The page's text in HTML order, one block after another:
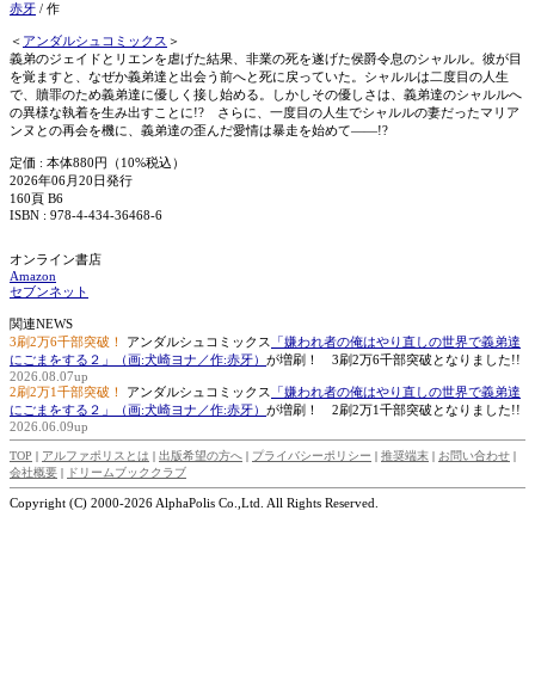
赤牙 / 作
＜ アンダルシュコミックス ＞
義弟のジェイドとリエンを虐げた結果、非業の死を遂げた侯爵令息のシャルル。彼が目
を覚ますと、なぜか義弟達と出会う前へと死に戻っていた。シャルルは二度目の人生
で、贖罪のため義弟達に優しく接し始める。しかしその優しさは、義弟達のシャルルへ
の異様な執着を生み出すことに!? さらに、一度目の人生でシャルルの妻だったマリア
ンヌとの再会を機に、義弟達の歪んだ愛情は暴走を始めて――!?
定価 : 本体880円（10%税込）
2026年06月20日発行
160頁 B6
ISBN : 978-4-434-36468-6
オンライン書店
Amazon
セブンネット
関連NEWS
3刷2万6千部突破！
アンダルシュコミックス
「嫌われ者の俺はやり直しの世界で義弟達
にごまをする２」（画:犬崎ヨナ／作:赤牙） が増刷！ 3刷2万6千部突破となりました!!
2026.08.07up
2刷2万1千部突破！
アンダルシュコミックス
「嫌われ者の俺はやり直しの世界で義弟達
にごまをする２」（画:犬崎ヨナ／作:赤牙） が増刷！ 2刷2万1千部突破となりました!!
2026.06.09up
TOP | アルファポリスとは | 出版希望の方へ | プライバシーポリシー | 推奨端末 | お問い合わせ |
会社概要 | ドリームブッククラブ
Copyright (C) 2000-2026 AlphaPolis Co.,Ltd. All Rights Reserved.